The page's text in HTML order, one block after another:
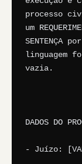
processo
um
SENTENÇA
linguagem
vazia.
DADOS DO
- Juízo: